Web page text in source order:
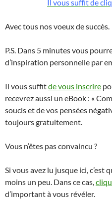
Il vous suffit de
Avec tous nos voeux de succès.
P.S. Dans 5 minutes vous
d’inspiration personnelle par
Il vous suffitde vous inscrire
recevrez aussi un eBook : «
soucis et de vos pensées
toujours gratuitement.
Vous n’êtes pas convaincu ?
Si vous avez lu jusque ici, c’est
moins un peu. Dans ce cas,
d’important à vous révéler.